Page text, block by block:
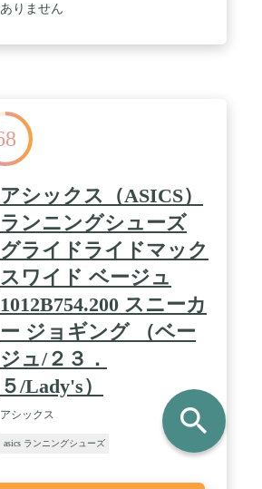
りません
アシックス（ASICS）
ランニングシューズ
グライドライドマック
スワイド ベージュ
1012B754.200 スニーカ
ー ジョギング （ベー
ジュ/２３．
５/Lady's）
アシックス
asics ランニングシューズ
search